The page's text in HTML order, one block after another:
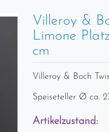
Villeroy &
Limone
cm
Villeroy & Boch
Speiseteller Ø ca.
Artikelzustand: